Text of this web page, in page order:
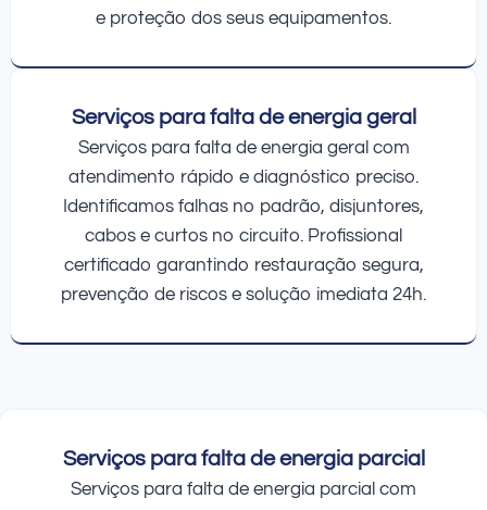
e proteção dos seus equipamentos.
Serviços para falta de energia geral
Serviços para falta de energia geral com
atendimento rápido e diagnóstico preciso.
Identificamos falhas no padrão, disjuntores,
cabos e curtos no circuito. Profissional
certificado garantindo restauração segura,
prevenção de riscos e solução imediata 24h.
Serviços para falta de energia parcial
Serviços para falta de energia parcial com